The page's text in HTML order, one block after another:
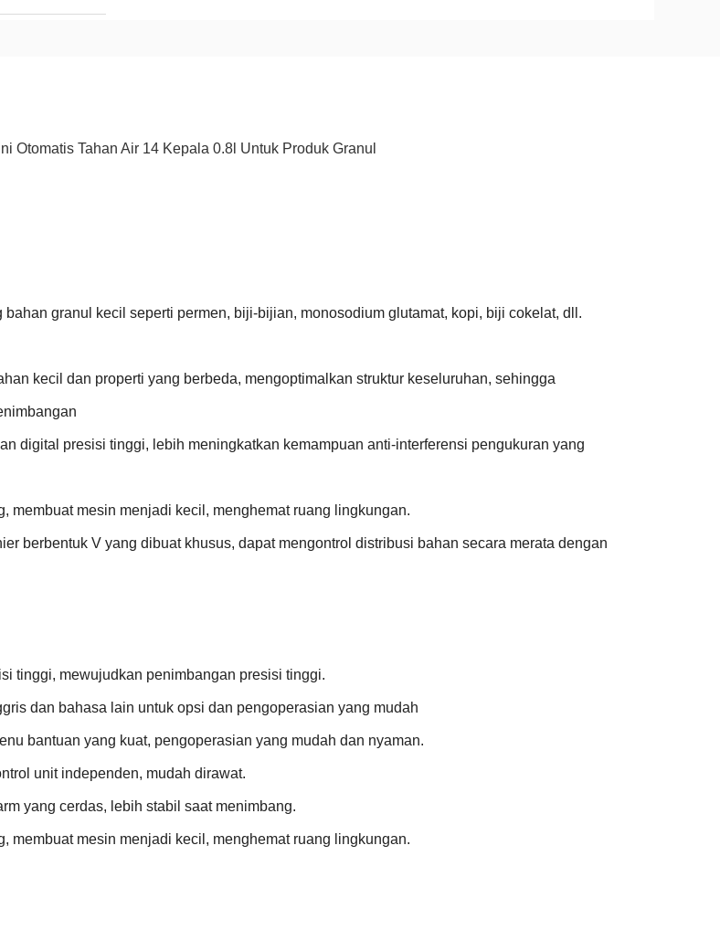
Otomatis Tahan Air 14 Kepala 0.8l Untuk Produk Granul
bahan granul kecil seperti permen, biji-bijian, monosodium glutamat, kopi, biji cokelat, dll.
kecil dan properti yang berbeda, mengoptimalkan struktur keseluruhan, sehingga
digital presisi tinggi, lebih meningkatkan kemampuan anti-interferensi pengukuran yang
membuat mesin menjadi kecil, menghemat ruang lingkungan.
berbentuk V yang dibuat khusus, dapat mengontrol distribusi bahan secara merata dengan
tinggi, mewujudkan penimbangan presisi tinggi.
dan bahasa lain untuk opsi dan pengoperasian yang mudah
bantuan yang kuat, pengoperasian yang mudah dan nyaman.
unit independen, mudah dirawat.
yang cerdas, lebih stabil saat menimbang.
membuat mesin menjadi kecil, menghemat ruang lingkungan.